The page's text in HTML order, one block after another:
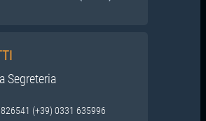
Segreteria
(+39) 0331 635996